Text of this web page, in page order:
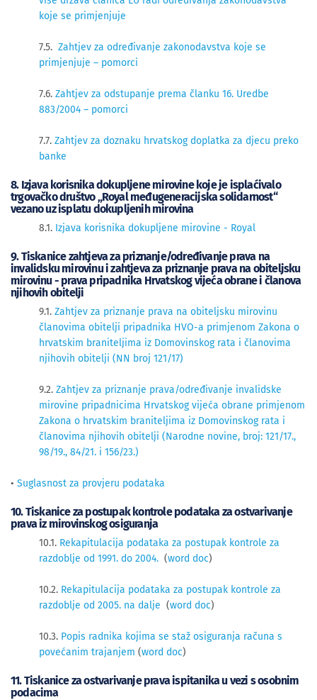
koje se primjenjuje
7.5. Zahtjev za određivanje zakonodavstva koje se
primjenjuje – pomorci
7.6. Zahtjev za odstupanje prema članku 16. Uredbe
883/2004 – pomorci
7.7. Zahtjev za doznaku hrvatskog doplatka za djecu preko
banke
8. Izjava korisnika dokupljene mirovine koje je isplaćivalo
trgovačko društvo „Royal međugeneracijska solidarnost“
vezano uz isplatu dokupljenih mirovina
8.1. Izjava korisnika dokupljene mirovine - Royal
9. Tiskanice zahtjeva za priznanje/određivanje prava na
invalidsku mirovinu i zahtjeva za priznanje prava na obiteljsku
mirovinu - prava pripadnika Hrvatskog vijeća obrane i članova
njihovih obitelji
9.1. Zahtjev za priznanje prava na obiteljsku mirovinu
članovima obitelji pripadnika HVO-a primjenom Zakona o
hrvatskim braniteljima iz Domovinskog rata i članovima
njihovih obitelji (NN broj 121/17)
9.2. Zahtjev za priznanje prava/određivanje invalidske
mirovine pripadnicima Hrvatskog vijeća obrane primjenom
Zakona o hrvatskim braniteljima iz Domovinskog rata i
članovima njihovih obitelji (Narodne novine, broj: 121/17.,
98/19., 84/21. i 156/23.)
• Suglasnost za provjeru podataka
10. Tiskanice za postupak kontrole podataka za ostvarivanje
prava iz mirovinskog osiguranja
10.1. Rekapitulacija podataka za postupak kontrole za
razdoblje od 1991. do 2004. (word doc)
10.2. Rekapitulacija podataka za postupak kontrole za
razdoblje od 2005. na dalje (word doc)
10.3. Popis radnika kojima se staž osiguranja računa s
povećanim trajanjem (word doc)
11. Tiskanice za ostvarivanje prava ispitanika u vezi s osobnim
podacima